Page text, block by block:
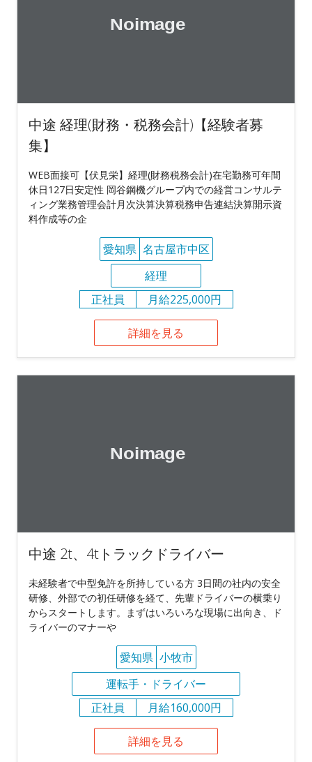
中途 経理(財務・税務会計)【経験者募
集】
WEB面接可【伏見栄】経理(財務税務会計)在宅勤務可年間
休日127日安定性 岡谷鋼機グループ内での経営コンサルテ
ィング業務管理会計月次決算決算税務申告連結決算開示資
料作成等の企
愛知県 名古屋市中区
経理
正社員
月給225,000円
詳細を見る
中途 2t、4tトラックドライバー
未経験者で中型免許を所持している方 3日間の社内の安全
研修、外部での初任研修を経て、先輩ドライバーの横乗り
からスタートします。まずはいろいろな現場に出向き、ド
ライバーのマナーや
愛知県 小牧市
運転手・ドライバー
正社員
月給160,000円
詳細を見る